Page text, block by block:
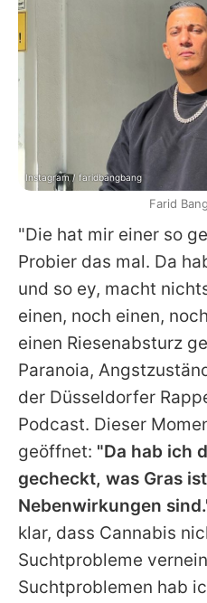
"Die hat mir einer so
Probier das mal. Da
und so ey, macht
einen, noch einen,
einen Riesenabsturz
Paranoia,
der Düsseldorfer
Podcast. Dieser
geöffnet: "Da hab ich
gecheckt, was Gras
Nebenwirkungen
klar, dass Cannabis
Suchtprobleme
Suchtproblemen hab
Instagram / faridbangbang
Farid